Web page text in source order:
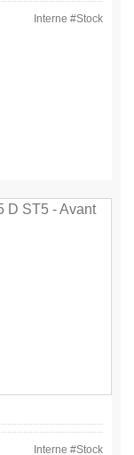
Interne #Stock
Interne #Stock